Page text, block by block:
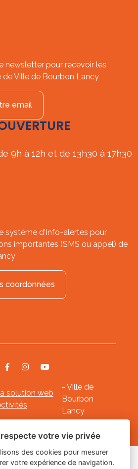
newsletter pour recevoir les
de Ville de Bourbon Lancy
email
9h à 12h et de 13h30 à 17h30
système d'Info-alertes pour
importantes (SMS ou appel) de
coordonnées
solution web
- Ville de
Bourbon
Lancy
-- Gestion des cookies
votre vie privée
des cookies pour mesurer
votre expérience de navigation.